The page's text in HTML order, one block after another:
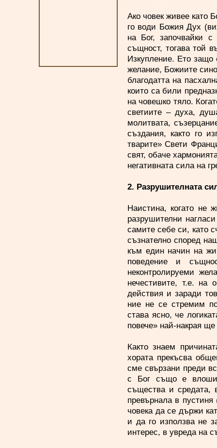
Ако човек живее като
го води Божия Дух
на Бог, започвайки
същност, тогава той
Изкупление. Ето защо
желание, Божиите
благодатта на
които са били
на човешко тяло.
светиите – духа,
молитвата,
създания, както го
тварите» Свети
свят, обаче
негативната сила
2. Разрушителната
Наистина, когато не
разрушителни
самите себе си, като
съзнателно според
към един начин на
поведение и
неконтролируеми
нечестивите, т.е. на
действия и заради
ние не се стремим
става ясно, че
повече» най-накрая
Както знаем
хората прекъсва
сме свързани преди
с Бог също е
същества и средата,
превърнала в
човека да се държи
и да го използва не
интерес, в увреда на